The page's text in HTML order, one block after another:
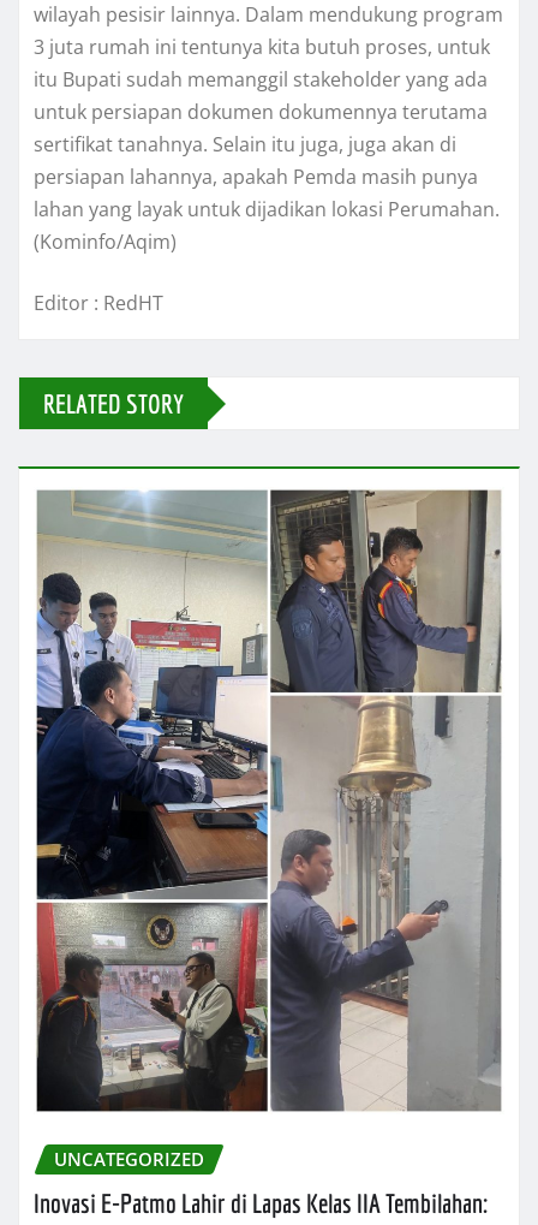
wilayah pesisir lainnya. Dalam mendukung program
3 juta rumah ini tentunya kita butuh proses, untuk
itu Bupati sudah memanggil stakeholder yang ada
untuk persiapan dokumen dokumennya terutama
sertifikat tanahnya. Selain itu juga, juga akan di
persiapan lahannya, apakah Pemda masih punya
lahan yang layak untuk dijadikan lokasi Perumahan.
(Kominfo/Aqim)
Editor : RedHT
RELATED STORY
UNCATEGORIZED
Inovasi E-Patmo Lahir di Lapas Kelas IIA Tembilahan: